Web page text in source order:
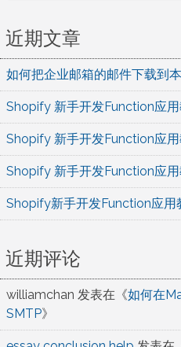
近期文章
如何把企业邮箱的邮件下载到
Shopify 新手开发Function应用
Shopify 新手开发Function应用
Shopify 新手开发Function应用
Shopify新手开发Function应用
近期评论
williamchan 发表在《如何在
SMTP》